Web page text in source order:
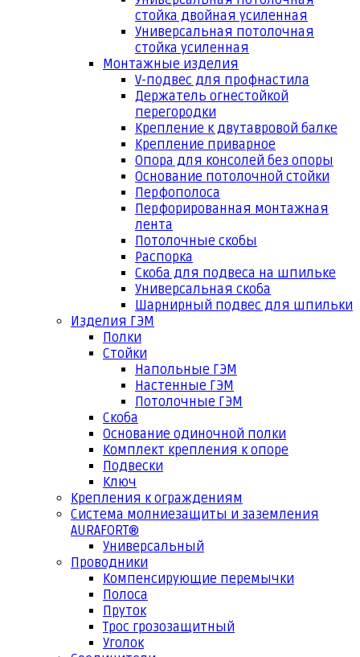
стойка двойная усиленная
Универсальная потолочная
стойка усиленная
Монтажные изделия
V-подвес для профнастила
Держатель огнестойкой
перегородки
Крепление к двутавровой балке
Крепление приварное
Опора для консолей без опоры
Основание потолочной стойки
Перфополоса
Перфорированная монтажная
лента
Потолочные скобы
Распорка
Скоба для подвеса на шпильке
Универсальная скоба
Шарнирный подвес для шпильки
Изделия ГЭМ
Полки
Стойки
Напольные ГЭМ
Настенные ГЭМ
Потолочные ГЭМ
Скоба
Основание одиночной полки
Комплект крепления к опоре
Подвески
Ключ
Крепления к ограждениям
Система молниезащиты и заземления
AURAFORT®
Универсальный
Проводники
Компенсирующие перемычки
Полоса
Пруток
Трос грозозащитный
Уголок